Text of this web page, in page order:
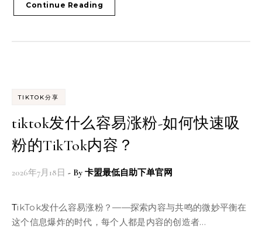
Continue Reading
TIKTOK分享
tiktok发什么容易涨粉-如何快速吸
粉的TikTok内容？
2026年7月18日 - By 卡盟最低自助下单官网
TikTok发什么容易涨粉？——探索内容与共鸣的微妙平衡在
这个信息爆炸的时代，每个人都是内容的创造者…